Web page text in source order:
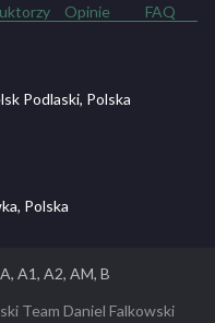
Opinie FAQ
Podlaski, Polska
Polska
A1, A2, AM, B
Team Daniel Falkowski